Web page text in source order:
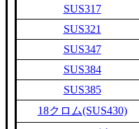
SUS317
SUS321
SUS347
SUS384
SUS385
18クロム(SUS430)